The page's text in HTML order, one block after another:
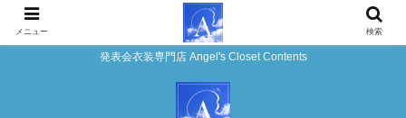
発表会衣装専門店 Angel's Closet Contents
メニュー 検索